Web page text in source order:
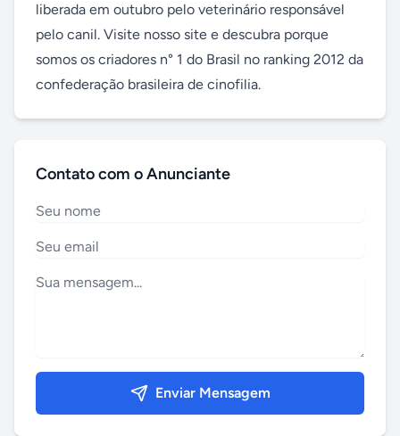
liberada em outubro pelo veterinário responsável
pelo canil. Visite nosso site e descubra porque
somos os criadores n° 1 do Brasil no ranking 2012 da
confederação brasileira de cinofilia.
Contato com o Anunciante
Enviar Mensagem